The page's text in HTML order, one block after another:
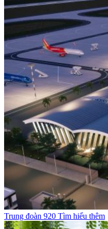
Trung đoàn 920 Tìm hiểu thêm